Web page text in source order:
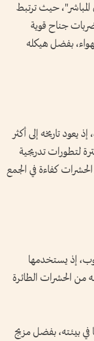
حيث ترتبط
جناح قوية
بفضل هيكله
يعود تاريخه إلى أكثر
لتطورات تدريجية
كفاءة في الجمع
إذ يستخدمها
من الحشرات الطائرة
بيئته، بفضل مزيج